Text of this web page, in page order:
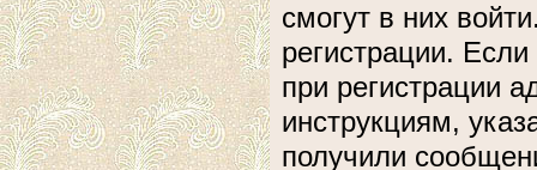
смогут в них
регистрации.
при регистрации
инструкциям,
получили